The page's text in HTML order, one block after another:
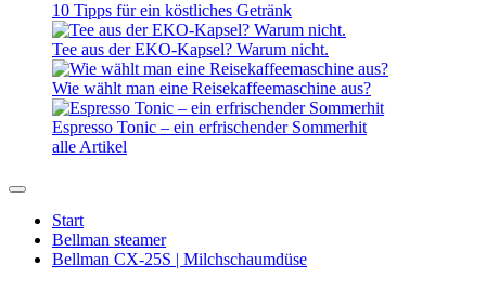
10 Tipps für ein köstliches Getränk
Tee aus der EKO-Kapsel? Warum nicht.
Wie wählt man eine Reisekaffeemaschine aus?
Espresso Tonic – ein erfrischender Sommerhit
alle Artikel
Start
Bellman steamer
Bellman CX-25S | Milchschaumdüse